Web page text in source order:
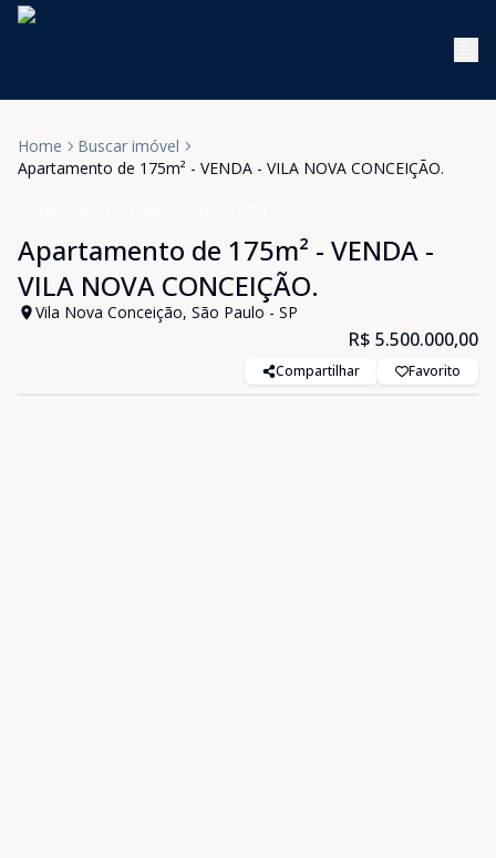
Home
Buscar imóvel
Apartamento de 175m² - VENDA - VILA NOVA CONCEIÇÃO.
Apartamento de 175m² - VENDA -
VILA NOVA CONCEIÇÃO.
Vila Nova Conceição, São Paulo - SP
R$ 5.500.000,00
Compartilhar Favorito